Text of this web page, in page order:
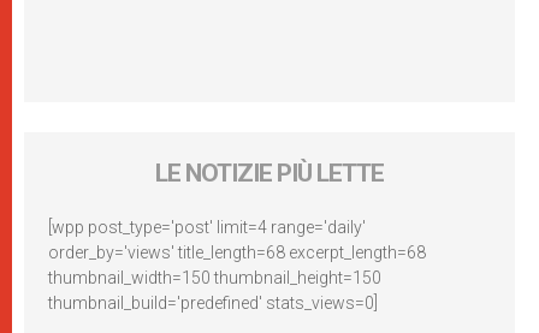
LE NOTIZIE PIÙ LETTE
[wpp post_type='post' limit=4 range='daily'
order_by='views' title_length=68 excerpt_length=68
thumbnail_width=150 thumbnail_height=150
thumbnail_build='predefined' stats_views=0]